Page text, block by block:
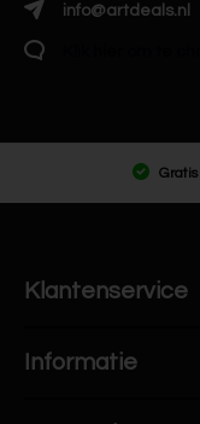
info@artdeals.nl
Gratis
Klantenservice
Informatie